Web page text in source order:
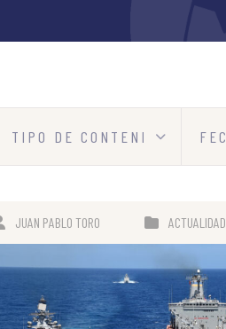
JUAN PABLO TORO